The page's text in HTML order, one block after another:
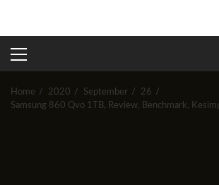
PRIMARY
MENU
Home 2020 September
26
Samsung 860 Qvo 1TB, Review, Benchmark,